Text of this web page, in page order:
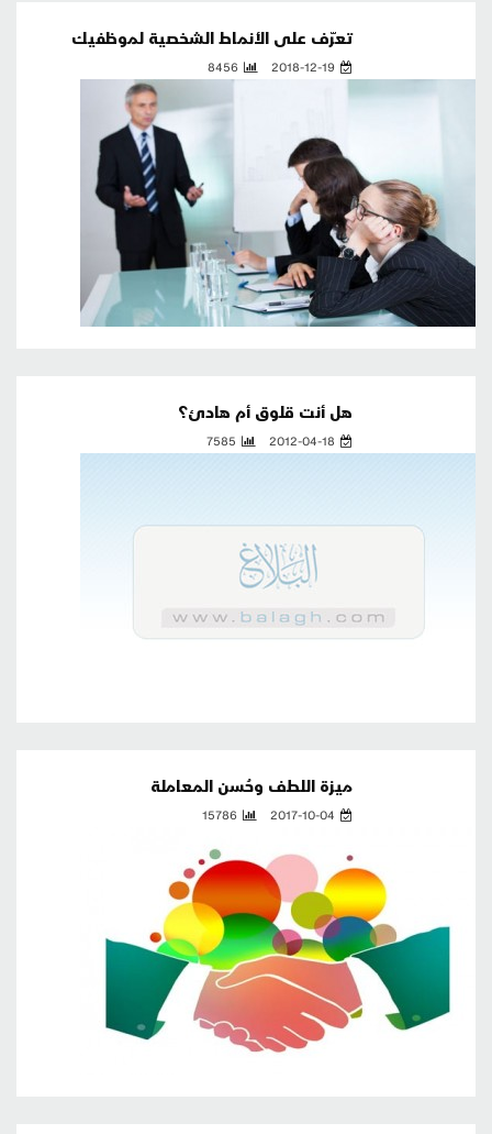
تعرّف على الأنماط الشخصية لموظفيك
2018-12-19
8456
هل أنت قلوق أم هادئ؟
2012-04-18
7585
ميزة اللطف وحُسن المعاملة
2017-10-04
15786